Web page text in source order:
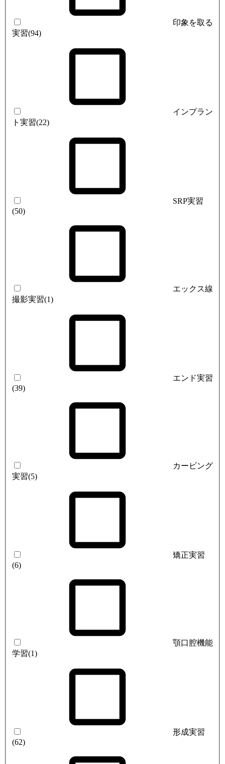
印象を取る
実習(94)
インプラン
ト実習(22)
SRP実習
(50)
エックス線
撮影実習(1)
エンド実習
(39)
カービング
実習(5)
矯正実習
(6)
顎口腔機能
学習(1)
形成実習
(62)